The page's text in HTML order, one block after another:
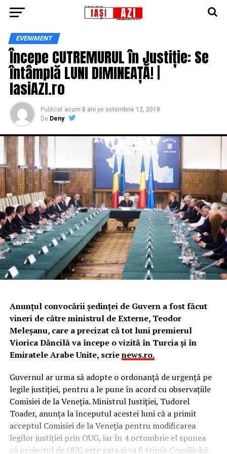
EVENIMENT
Începe CUTREMURUL în Justiție: Se
întâmplă LUNI DIMINEAȚĂ! |
IasiAZI.ro
Publicat acum 8 ani pe octombrie 12, 2018
De Deny
Anunţul convocării şedinţei de Guvern a fost făcut
vineri de către ministrul de Externe, Teodor
Meleşanu, care a precizat că tot luni premierul
Viorica Dăncilă va începe o vizită în Turcia şi în
Emiratele Arabe Unite, scrienews.ro.
Guvernul ar urma să adopte o ordonanţă de urgenţă pe
legile justiţiei, pentru a le pune în acord cu observaţiile
Comisiei de la Veneţia. Ministrul Justiţiei, Tudorel
Toader, anunţa la începutul acestei luni că a primit
acceptul Comisiei de la Veneţia pentru modificarea
legilor justiţiei prin OUG, iar în 4 octombrie el spunea
că proiectul de OUG este gata şi va fi trimis Consiliului